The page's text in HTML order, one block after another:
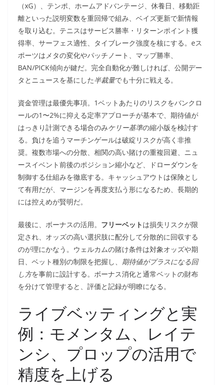
（xG）、テンポ、ホームアドバンテージ、休養日、移動距
離といった説明変数を重回帰で組み、ベイズ更新で新情報
を取り込む。テニスはサービス勝率・リターンポイント獲
得率、サーフェス適性、タイブレーク強度を核にする。eス
ポーツはメタの変化やパッチノート、マップ勝率、
BAN/PICK傾向が鍵だ。完全自動化が難しければ、公開デー
タとニュースを基にした半裁量でも十分に戦える。
資金管理は最優先事項。1ベットあたりのリスクをバンクロ
ールの1〜2%に抑える定率アプローチが基本で、期待値が
はっきり計測できる場合のみケリー基準の縮小版を検討す
る。負けを追うマーチンゲールは破綻リスクが高く非推
奨。複数市場への分散、相関の高い賭けの重複回避、ニュ
ースイベント前後のポジション縮小など、ドローダウンを
制御する仕組みを徹底する。キャッシュアウトは保険とし
て有用だが、マージンを再度支払う形になるため、長期的
には控えめが賢明だ。
最後に、ボーナスの活用。 フリーベット は損失リスクが限
定され、オッズの高い選択肢に配分して分散的に回収する
のが理にかなう。ウェルカムの賭け条件は対象オッズや期
日、ベット種別の制限を把握し、 期待値がプラスになる回
し方を事前に設計する。ボーナス消化と通常ベットの財布
を分けて管理すると、評価と記録が明瞭になる。
ライブベッティングと実
例：モメンタム、レイテ
ンシ、プロップの活用で
精度を上げる